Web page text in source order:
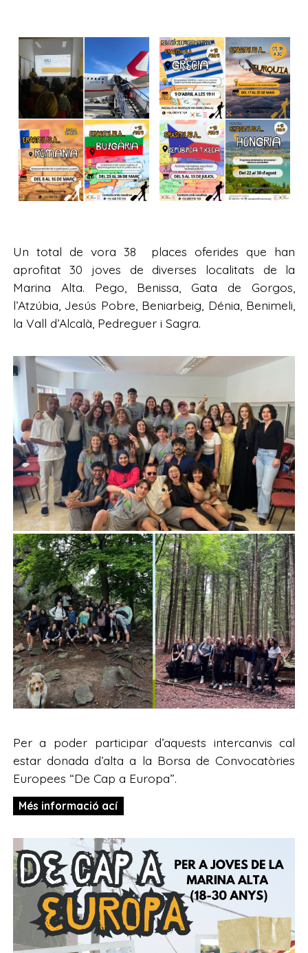
Un total de vora 38 places oferides que han
aprofitat 30 joves de diverses localitats de la
Marina Alta. Pego, Benissa, Gata de Gorgos,
l’Atzúbia, Jesús Pobre, Beniarbeig, Dénia, Benimeli,
la Vall d’Alcalà, Pedreguer i Sagra.
Per a poder participar d’aquests intercanvis cal
estar donada d’alta a la Borsa de Convocatòries
Europees “De Cap a Europa”.
Més informació ací